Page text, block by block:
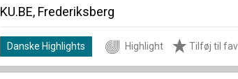
KU.BE, Frederiksberg
Danske Highlights Highlight Tilføj til